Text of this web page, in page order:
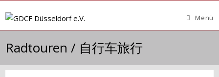
Inhalt
Menü
Radtouren / 自行车旅行